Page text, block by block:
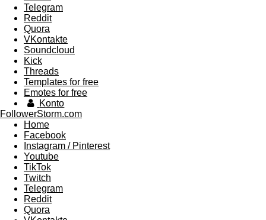
Telegram
Reddit
Quora
VKontakte
Soundcloud
Kick
Threads
Templates for free
Emotes for free
Konto
FollowerStorm.com
Home
Facebook
Instagram / Pinterest
Youtube
TikTok
Twitch
Telegram
Reddit
Quora